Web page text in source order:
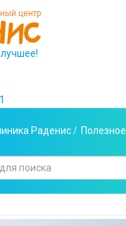
центр
Раденис/ Полезное